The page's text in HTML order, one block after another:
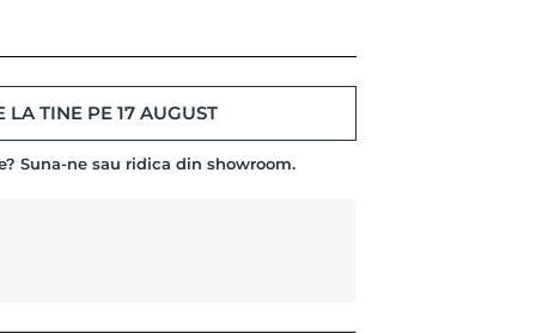
LA TINE PE 17 AUGUST
Suna-ne sau ridica din showroom.